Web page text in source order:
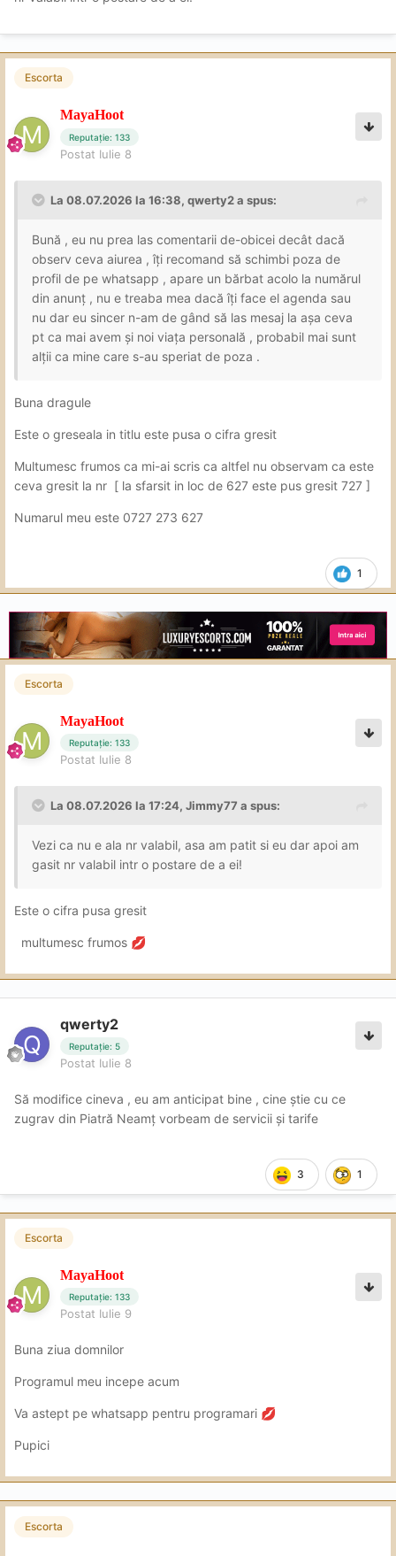
Escorta
MayaHoot
Reputație: 133
Postat Iulie 8
La 08.07.2026 la 16:38, qwerty2a spus:
Bună , eu nu prea las comentarii de-obicei decât dacă
observ ceva aiurea , îți recomand să schimbi poza de
profil de pe whatsapp , apare un bărbat acolo la numărul
din anunț , nu e treaba mea dacă îți face el agenda sau
nu dar eu sincer n-am de gând să las mesaj la așa ceva
pt ca mai avem și noi viața personală , probabil mai sunt
alții ca mine care s-au speriat de poza .
Buna dragule
Este o greseala in titlu este pusa o cifra gresit
Multumesc frumos ca mi-ai scris ca altfel nu observam ca este
ceva gresit la nr [ la sfarsit in loc de 627 este pus gresit 727 ]
Numarul meu este 0727 273 627
1
Escorta
MayaHoot
Reputație: 133
Postat Iulie 8
La 08.07.2026 la 17:24, Jimmy77 a spus:
Vezi ca nu e ala nr valabil, asa am patit si eu dar apoi am
gasit nr valabil intr o postare de a ei!
Este o cifra pusa gresit
multumesc frumos 💋
qwerty2
Reputație: 5
Postat Iulie 8
Să modifice cineva , eu am anticipat bine , cine știe cu ce
zugrav din Piatră Neamț vorbeam de servicii și tarife
3 1
Escorta
MayaHoot
Reputație: 133
Postat Iulie 9
Buna ziua domnilor
Programul meu incepe acum
Va astept pe whatsapp pentru programari 💋
Pupici
Escorta